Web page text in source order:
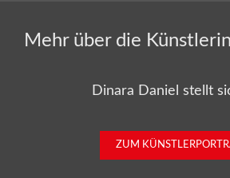
Mehr über die
Dinara Daniel stellt
ZUM